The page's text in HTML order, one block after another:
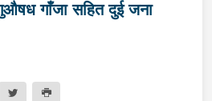
गाँजा सहित दुई जना